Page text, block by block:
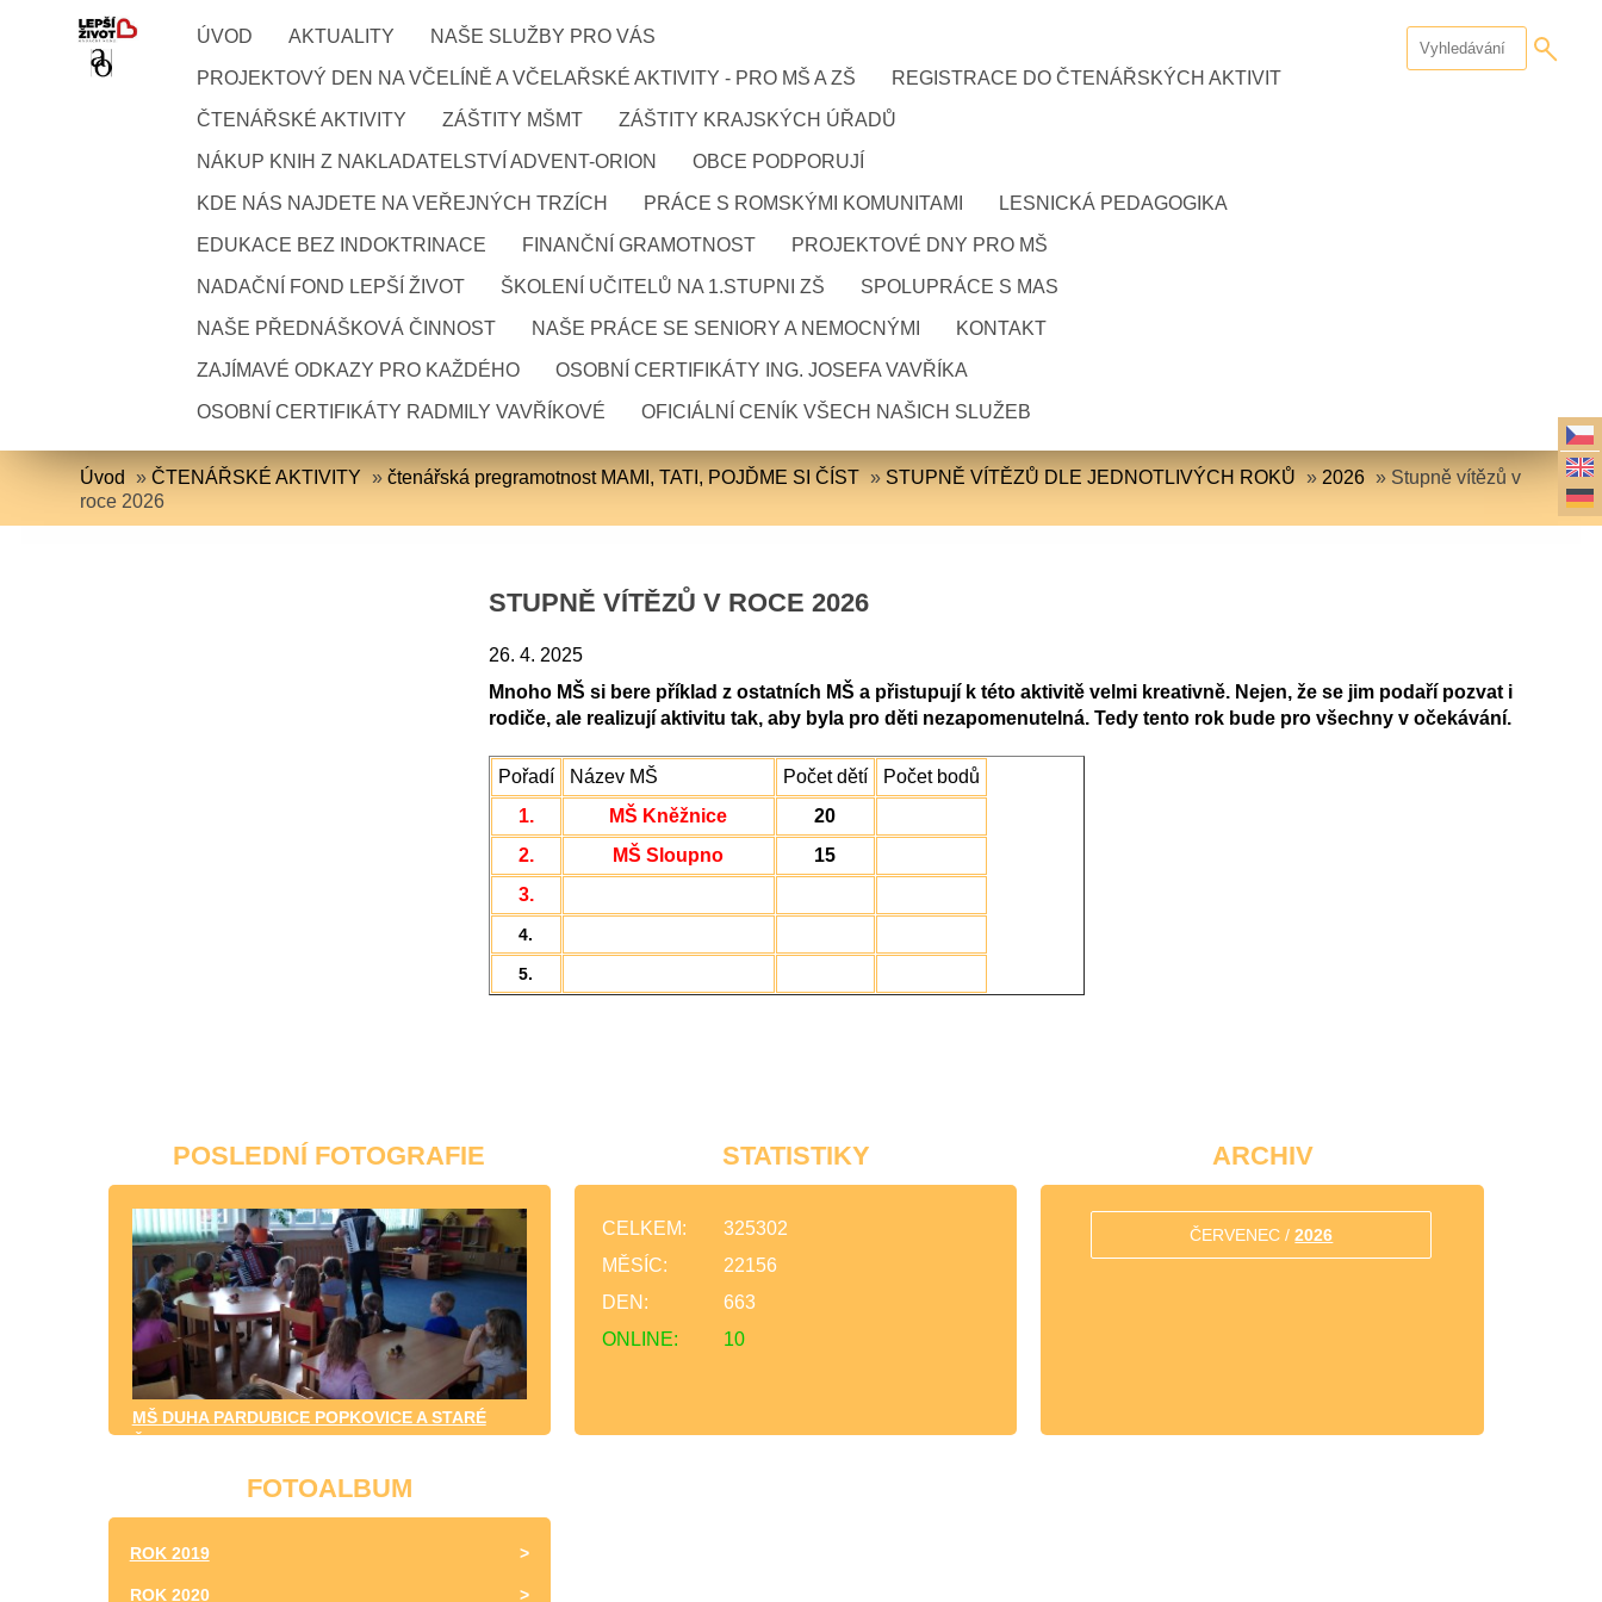
ÚVOD AKTUALITY NAŠE SLUŽBY PRO VÁS
PROJEKTOVÝ DEN NA VČELÍNĚ A VČELAŘSKÉ AKTIVITY - PRO MŠ A ZŠ REGISTRACE DO ČTENÁŘSKÝCH AKTIVIT
ČTENÁŘSKÉ AKTIVITY ZÁŠTITY MŠMT ZÁŠTITY KRAJSKÝCH ÚŘADŮ
NÁKUP KNIH Z NAKLADATELSTVÍ ADVENT-ORION OBCE PODPORUJÍ
KDE NÁS NAJDETE NA VEŘEJNÝCH TRZÍCH PRÁCE S ROMSKÝMI KOMUNITAMI LESNICKÁ PEDAGOGIKA
EDUKACE BEZ INDOKTRINACE FINANČNÍ GRAMOTNOST PROJEKTOVÉ DNY PRO MŠ
NADAČNÍ FOND LEPŠÍ ŽIVOT ŠKOLENÍ UČITELŮ NA 1.STUPNI ZŠ SPOLUPRÁCE S MAS
NAŠE PŘEDNÁŠKOVÁ ČINNOST NAŠE PRÁCE SE SENIORY A NEMOCNÝMI KONTAKT
ZAJÍMAVÉ ODKAZY PRO KAŽDÉHO OSOBNÍ CERTIFIKÁTY ING. JOSEFA VAVŘÍKA
OSOBNÍ CERTIFIKÁTY RADMILY VAVŘÍKOVÉ OFICIÁLNÍ CENÍK VŠECH NAŠICH SLUŽEB
Úvod »ČTENÁŘSKÉ AKTIVITY »čtenářská pregramotnost MAMI, TATI, POJĎME SI ČÍST » STUPNĚ VÍTĚZŮ DLE JEDNOTLIVÝCH ROKŮ » 2026 » Stupně vítězů v
roce 2026
STUPNĚ VÍTĚZŮ V ROCE 2026
26. 4. 2025
Mnoho MŠ si bere příklad z ostatních MŠ a přistupují k této aktivitě velmi kreativně. Nejen, že se jim podaří pozvat i
rodiče, ale realizují aktivitu tak, aby byla pro děti nezapomenutelná. Tedy tento rok bude pro všechny v očekávání.
Pořadí Název MŠ Počet dětí
Počet bodů
1.
MŠ Kněžnice
20
2.
MŠ Sloupno
15
3.
4.
5.
POSLEDNÍ FOTOGRAFIE
MŠ DUHA PARDUBICE POPKOVICE A STARÉ
ČIVICE
STATISTIKY
ONLINE: 10
CELKEM:
325302
MĚSÍC:
22156
DEN:
663
ARCHIV
ČERVENEC /2026
FOTOALBUM
ROK 2019
ROK 2020